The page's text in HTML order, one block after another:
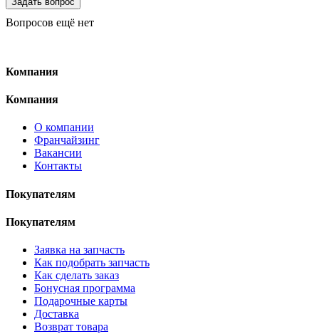
Вопросов ещё нет
Компания
Компания
О компании
Франчайзинг
Вакансии
Контакты
Покупателям
Покупателям
Заявка на запчасть
Как подобрать запчасть
Как сделать заказ
Бонусная программа
Подарочные карты
Доставка
Возврат товара